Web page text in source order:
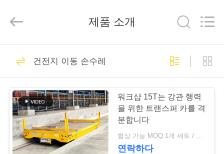
제
품
우
Percent
Mechanical
Reserved.
건전지 이동 손수레
323
제품 소개
건전지 이동 손수레
워크샵 15T는 강관 행력
을 위한 트랜스퍼 카를 격
분합니다
협상 가능 MOQ:1개 세트 / 세트
연락하다